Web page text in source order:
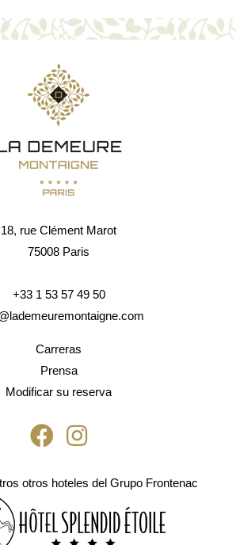
18, rue Clément Marot
75008 Paris
+33 1 53 57 49 50
Carreras
Prensa
Modificar su reserva
otros hoteles del Grupo Frontenac